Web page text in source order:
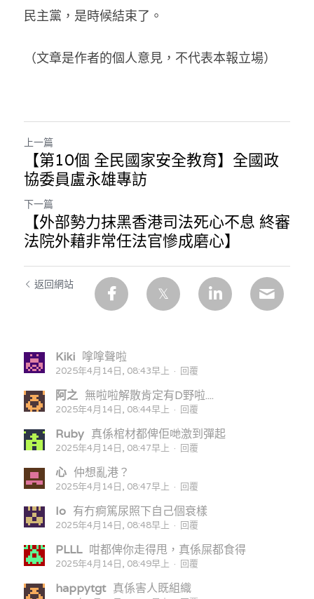
民主黨，是時候結束了。
（文章是作者的個人意見，不代表本報立場）
上一篇
【第10個 全民國家安全教育】全國政
協委員盧永雄專訪
下一篇
【外部勢力抹黑香港司法死心不息 終審
法院外藉非常任法官慘成磨心】
返回網站
Kiki 嗱嗱聲啦
2025年4月14日, 08:43早上 · 回覆
阿之 無啦啦解散肯定有D野啦....
2025年4月14日, 08:44早上 · 回覆
Ruby 真係棺材都俾佢哋激到彈起
2025年4月14日, 08:47早上 · 回覆
心 仲想亂港？
2025年4月14日, 08:47早上 · 回覆
Io 有冇痾篤尿照下自己個衰樣
2025年4月14日, 08:48早上 · 回覆
PLLL 咁都俾你走得甩，真係屎都食得
2025年4月14日, 08:49早上 · 回覆
happytgt 真係害人既組織